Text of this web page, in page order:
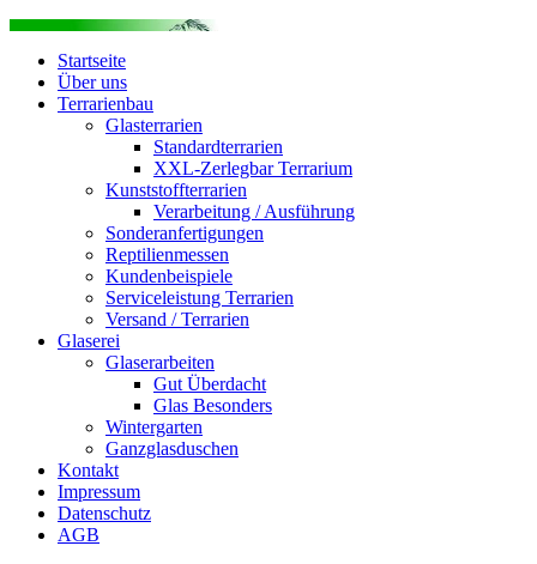
Startseite
Über uns
Terrarienbau
Glasterrarien
Standardterrarien
XXL-Zerlegbar Terrarium
Kunststoffterrarien
Verarbeitung / Ausführung
Sonderanfertigungen
Reptilienmessen
Kundenbeispiele
Serviceleistung Terrarien
Versand / Terrarien
Glaserei
Glaserarbeiten
Gut Überdacht
Glas Besonders
Wintergarten
Ganzglasduschen
Kontakt
Impressum
Datenschutz
AGB